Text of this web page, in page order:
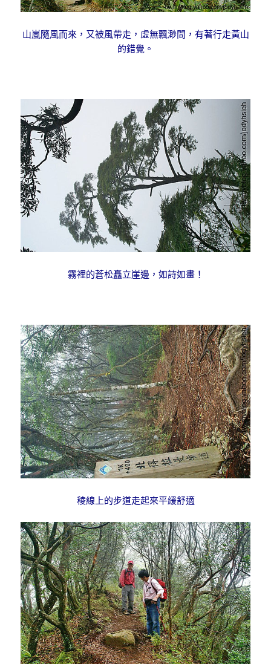
山嵐隨風而來，又被風帶走，虛無飄渺間，有著行走黃山
的錯覺。
霧裡的蒼松矗立崖邊，如詩如畫！
稜線上的步道走起來平緩舒適